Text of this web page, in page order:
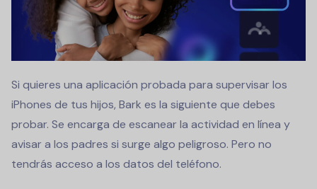
Si quieres una aplicación probada para supervisar los
iPhones de tus hijos, Bark es la siguiente que debes
probar. Se encarga de escanear la actividad en línea y
avisar a los padres si surge algo peligroso. Pero no
tendrás acceso a los datos del teléfono.